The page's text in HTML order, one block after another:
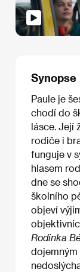
Synopse
Paule je
chodí do
lásce. Její
rodiče i
funguje v
hlasem
dne se
školního
objeví
Rodinka
dojemným